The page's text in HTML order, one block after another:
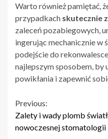
Warto również pamiętać,
przypadkach skutecznie
zaleceń pozabiegowych,
ingerując mechanicznie w
podejście do
najlepszym sposobem, by
powikłania i zapewnić
Continue
Reading
Previous:
Zalety i wady plomb
nowoczesnej stomatologii